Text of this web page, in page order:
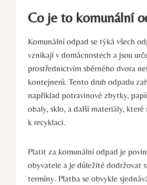
Co je to komunální
Komunální odpad se týká všech
vznikají v domácnostech a jsou
prostřednictvím sběrného dvora
kontejnerů. Tento druh odpadu
například potravinové zbytky,
obaly, sklo, a další materiály, které
k recyklaci.
Platit za komunální odpad je
obyvatele a je důležité dodržovat
termíny. Platba se obvykle